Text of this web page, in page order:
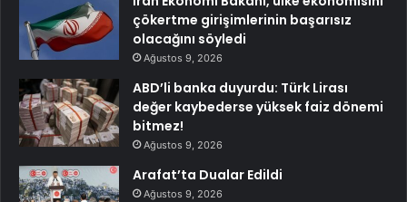
çökertme girişimlerinin başarısız
olacağını söyledi
Ağustos 9, 2026
ABD’li banka duyurdu: Türk Lirası
değer kaybederse yüksek faiz dönemi
bitmez!
Ağustos 9, 2026
Arafat’ta Dualar Edildi
Ağustos 9, 2026